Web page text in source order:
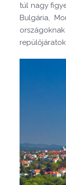
túl nagy
Bulgária,